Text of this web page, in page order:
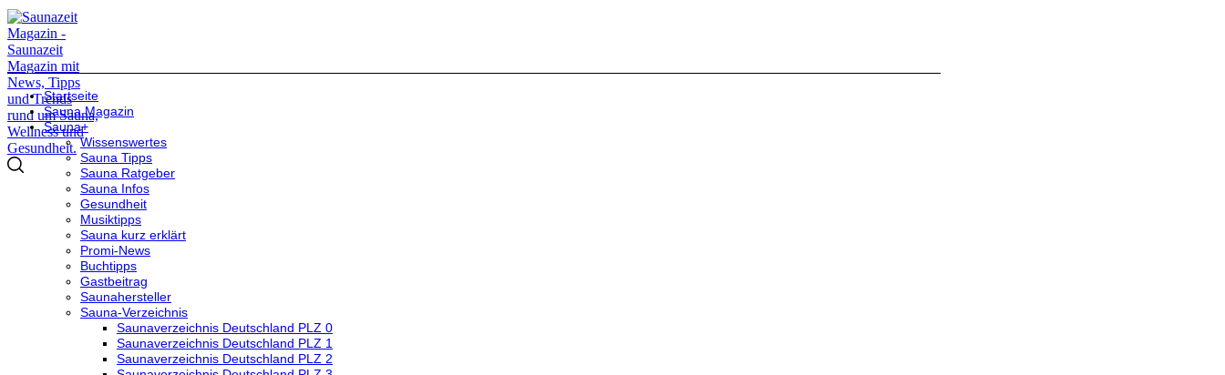
Startseite
Sauna Magazin
Sauna+
Wissenswertes
Sauna Tipps
Sauna Ratgeber
Sauna Infos
Gesundheit
Musiktipps
Sauna kurz erklärt
Promi-News
Buchtipps
Gastbeitrag
Saunahersteller
Sauna-Verzeichnis
Saunaverzeichnis Deutschland PLZ 0
Saunaverzeichnis Deutschland PLZ 1
Saunaverzeichnis Deutschland PLZ 2